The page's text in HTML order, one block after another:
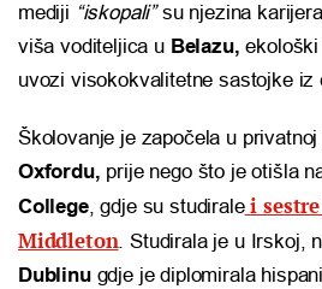
mediji “iskopali”su njezina
viša voditeljica u Belazu,
uvozi visokokvalitetne sastojke iz
Školovanje je započela u
Oxfordu, prije nego što je otišla
College, gdje su studiralei
Middleton. Studirala je u Irskoj,
Dublinugdje je diplomirala